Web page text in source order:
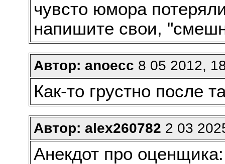
чувсто юмора
напишите свои,
Автор: anoecc 8 05 2012,
Как-то грустно после
Автор: alex260782 2 03
Анекдот про оценщика: